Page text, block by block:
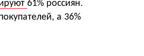
61% россиян.
а 36%